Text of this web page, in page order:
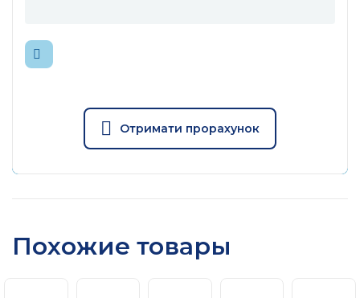
Отримати прорахунок
Похожие товары